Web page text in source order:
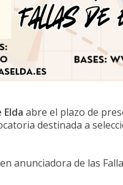
abre el plazo de
destinada a
anunciadora de las